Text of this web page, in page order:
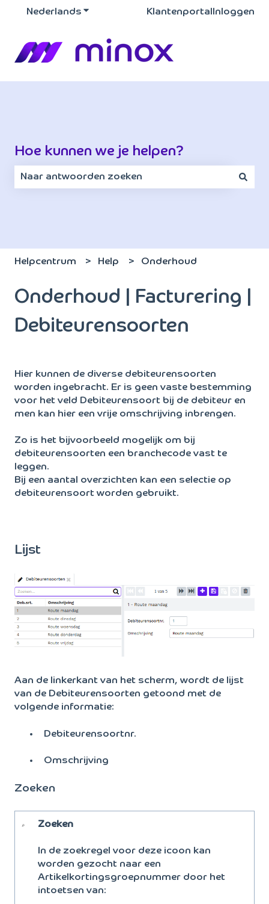
Nederlands Submenu tonen voor vertalingen
Klantenportal Inloggen
Hoe kunnen we je helpen?
Helpcentrum Help Onderhoud
Onderhoud | Facturering |
Debiteurensoorten
Hier kunnen de diverse debiteurensoorten
worden ingebracht. Er is geen vaste bestemming
voor het veld Debiteurensoort bij de debiteur en
men kan hier een vrije omschrijving inbrengen.
Zo is het bijvoorbeeld mogelijk om bij
debiteurensoorten een branchecode vast te
leggen.
Bij een aantal overzichten kan een selectie op
debiteurensoort worden gebruikt.
Lijst
Aan de linkerkant van het scherm, wordt de lijst
van de Debiteurensoorten getoond met de
volgende informatie:
Debiteurensoortnr.
Omschrijving
Zoeken
Zoeken
In de zoekregel voor deze icoon kan
worden gezocht naar een
Artikelkortingsgroepnummer door het
intoetsen van: